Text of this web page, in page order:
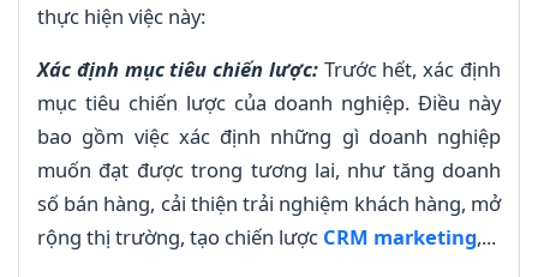
thực hiện việc này:
Xác định mục tiêu chiến lược:Trước hết, xác định
mục tiêu chiến lược của doanh nghiệp. Điều này
bao gồm việc xác định những gì doanh nghiệp
muốn đạt được trong tương lai, như tăng doanh
số bán hàng, cải thiện trải nghiệm khách hàng, mở
rộng thị trường, tạo chiến lược CRM marketing,...